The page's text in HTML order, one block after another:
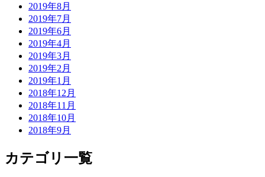
2019年8月
2019年7月
2019年6月
2019年4月
2019年3月
2019年2月
2019年1月
2018年12月
2018年11月
2018年10月
2018年9月
カテゴリ一覧